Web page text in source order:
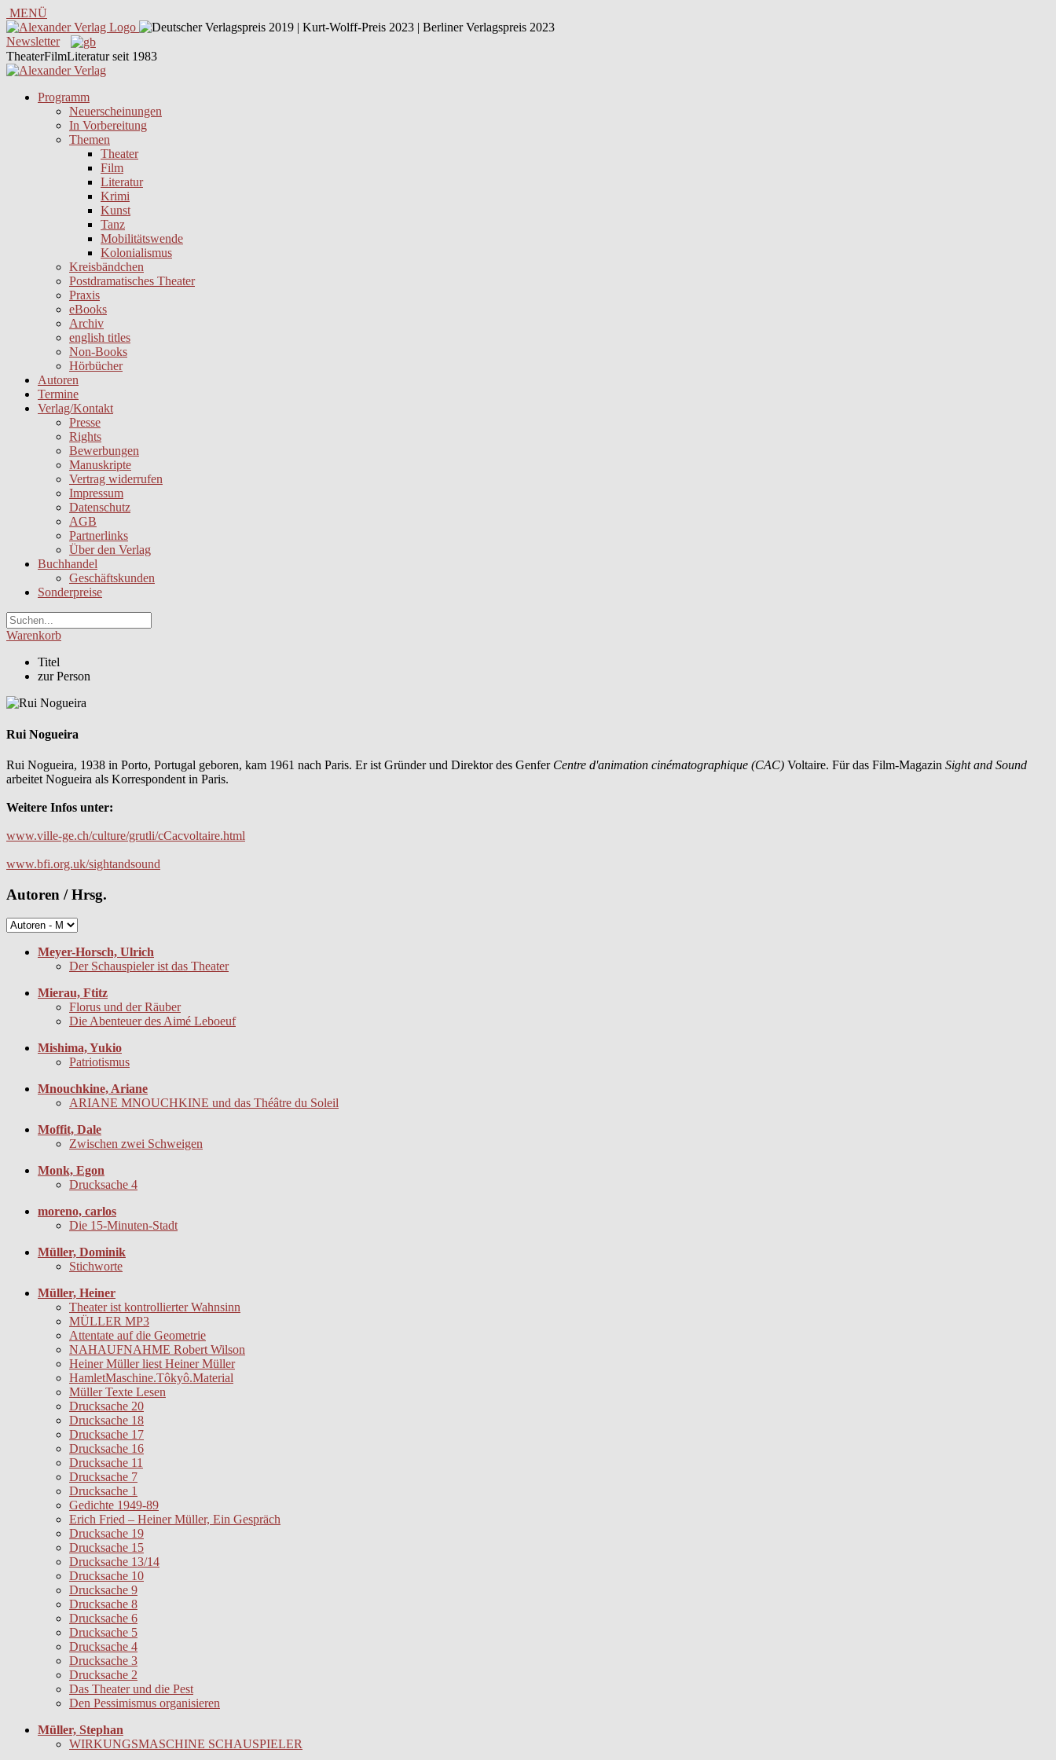
MENÜ
Newsletter
TheaterFilmLiteratur seit 1983
Programm
Neuerscheinungen
In Vorbereitung
Themen
Theater
Film
Literatur
Krimi
Kunst
Tanz
Mobilitätswende
Kolonialismus
Kreisbändchen
Postdramatisches Theater
Praxis
eBooks
Archiv
english titles
Non-Books
Hörbücher
Autoren
Termine
Verlag/Kontakt
Presse
Rights
Bewerbungen
Manuskripte
Vertrag widerrufen
Impressum
Datenschutz
AGB
Partnerlinks
Über den Verlag
Buchhandel
Geschäftskunden
Sonderpreise
Warenkorb
Titel
zur Person
Rui Nogueira
Rui Nogueira, 1938 in Porto, Portugal geboren, kam 1961 nach Paris. Er ist Gründer und Direktor des Genfer Centre d'animation cinématographique (CAC) Voltaire. Für das Film-Magazin Sight and Sound
arbeitet Nogueira als Korrespondent in Paris.
Weitere Infos unter:
www.ville-ge.ch/culture/grutli/cCacvoltaire.html
www.bfi.org.uk/sightandsound
Autoren / Hrsg.
Meyer-Horsch, Ulrich
Der Schauspieler ist das Theater
Mierau, Ftitz
Florus und der Räuber
Die Abenteuer des Aimé Leboeuf
Mishima, Yukio
Patriotismus
Mnouchkine, Ariane
ARIANE MNOUCHKINE und das Théâtre du Soleil
Moffit, Dale
Zwischen zwei Schweigen
Monk, Egon
Drucksache 4
moreno, carlos
Die 15-Minuten-Stadt
Müller, Dominik
Stichworte
Müller, Heiner
Theater ist kontrollierter Wahnsinn
MÜLLER MP3
Attentate auf die Geometrie
NAHAUFNAHME Robert Wilson
Heiner Müller liest Heiner Müller
HamletMaschine.Tôkyô.Material
Müller Texte Lesen
Drucksache 20
Drucksache 18
Drucksache 17
Drucksache 16
Drucksache 11
Drucksache 7
Drucksache 1
Gedichte 1949-89
Erich Fried – Heiner Müller, Ein Gespräch
Drucksache 19
Drucksache 15
Drucksache 13/14
Drucksache 10
Drucksache 9
Drucksache 8
Drucksache 6
Drucksache 5
Drucksache 4
Drucksache 3
Drucksache 2
Das Theater und die Pest
Den Pessimismus organisieren
Müller, Stephan
WIRKUNGSMASCHINE SCHAUSPIELER